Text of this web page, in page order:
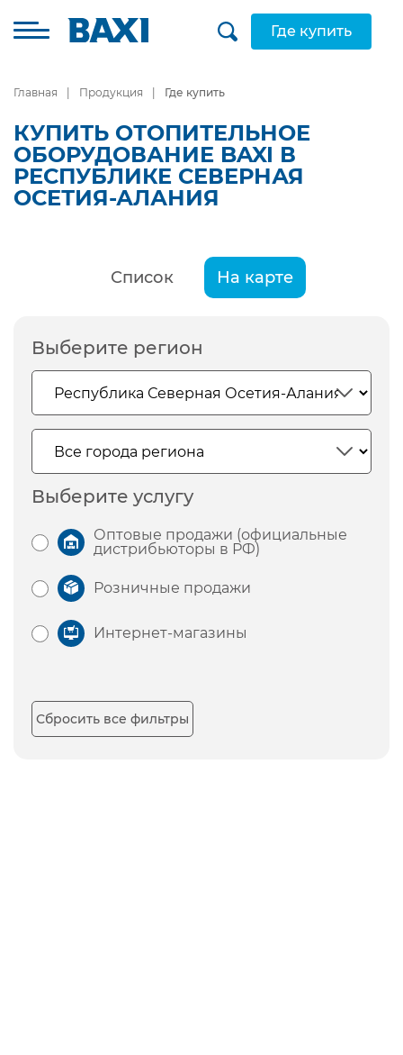
Где купить
Главная Продукция Где купить
КУПИТЬ ОТОПИТЕЛЬНОЕ
ОБОРУДОВАНИЕ BAXI В
РЕСПУБЛИКЕ СЕВЕРНАЯ
ОСЕТИЯ-АЛАНИЯ
Список На карте
Выберите регион
Выберите услугу
Оптовые продажи (официальные
дистрибьюторы в РФ)
Розничные продажи
Интернет-магазины
Сбросить все фильтры